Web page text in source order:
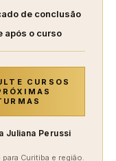
de conclusão
após o curso
CURSOS
Juliana Perussi
Curitiba e região.